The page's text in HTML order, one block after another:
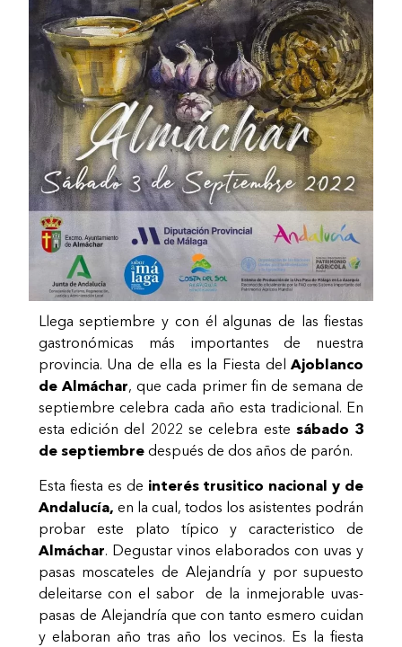
Llega septiembre y con él algunas de las fiestas
gastronómicas más importantes de nuestra
provincia. Una de ella es la Fiesta delAjoblanco
de Almáchar, que cada primer fin de semana de
septiembre celebra cada año esta tradicional. En
esta edición del 2022 se celebra estesábado 3
de septiembredespués de dos años de parón.
Esta fiesta es de interés trusitico nacional y de
Andalucía, en la cual, todos los asistentes podrán
probar este plato típico y caracteristico de
Almáchar. Degustar vinos elaborados con uvas y
pasas moscateles de Alejandría y por supuesto
deleitarse con el sabor de la inmejorable uvas-
pasas de Alejandría que con tanto esmero cuidan
y elaboran año tras año los vecinos. Es la fiesta